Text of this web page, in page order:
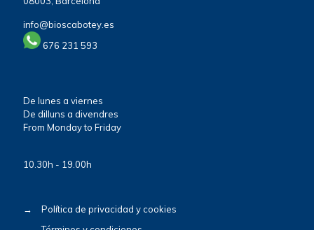
info@bioscabotey.es
676 231 593
De lunes a viernes
De dilluns a divendres
From Monday to Friday
10.30h - 19.00h
→
Política de privacidad y cookies